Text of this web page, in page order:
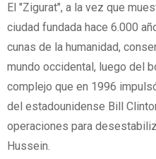
El "Zigurat", a la vez que
ciudad fundada hace 6.000
cunas de la humanidad,
mundo occidental, luego del
complejo que en 1996
del estadounidense Bill
operaciones para
Hussein.